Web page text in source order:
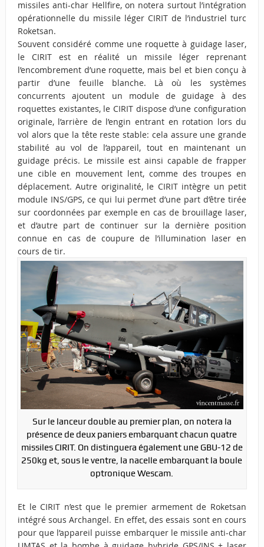
missiles anti-char Hellfire, on notera surtout l’intégration
opérationnelle du missile léger CIRIT de l’industriel turc
Roketsan.
Souvent considéré comme une roquette à guidage laser,
le CIRIT est en réalité un missile léger reprenant
l’encombrement d’une roquette, mais bel et bien conçu à
partir d’une feuille blanche. Là où les systèmes
concurrents ajoutent un module de guidage à des
roquettes existantes, le CIRIT dispose d’une configuration
originale, l’arrière de l’engin entrant en rotation lors du
vol alors que la tête reste stable: cela assure une grande
stabilité au vol de l’appareil, tout en maintenant un
guidage précis. Le missile est ainsi capable de frapper
une cible en mouvement lent, comme des troupes en
déplacement. Autre originalité, le CIRIT intègre un petit
module INS/GPS, ce qui lui permet d’une part d’être tirée
sur coordonnées par exemple en cas de brouillage laser,
et d’autre part de continuer sur la dernière position
connue en cas de coupure de l’illumination laser en
cours de tir.
Sur le lanceur double au premier plan, on notera la
présence de deux paniers embarquant chacun quatre
missiles CIRIT. On distinguera également une GBU-12 de
250kg et, sous le ventre, la nacelle embarquant la boule
optronique Wescam.
Et le CIRIT n’est que le premier armement de Roketsan
intégré sous Archangel. En effet, des essais sont en cours
pour que l’appareil puisse embarquer le missile anti-char